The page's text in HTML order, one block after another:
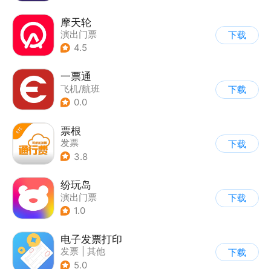
摩天轮
演出门票
4.5
下载
一票通
飞机/航班
0.0
下载
票根
发票
3.8
下载
纷玩岛
演出门票
1.0
下载
电子发票打印
发票
其他
5.0
下载